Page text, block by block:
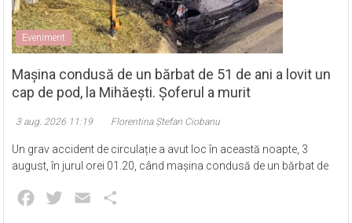
Eveniment
Mașina condusă de un bărbat de 51 de ani a lovit un
cap de pod, la Mihăești. Șoferul a murit
3 aug. 2026 11:19 Florentina Ștefan Ciobanu
Un grav accident de circulație a avut loc în această noapte, 3
august, în jurul orei 01.20, când mașina condusă de un bărbat de
Facebook
Twitter Email